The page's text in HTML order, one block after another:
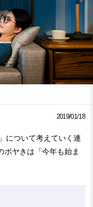
検
索
Twitter
ア
2019/01/18
について考えていく連
ボヤきは「今年も始ま